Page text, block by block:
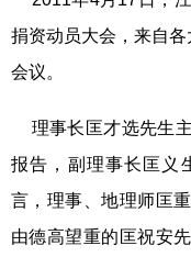
捐资动员大会，来自
会议。
理事长匡才选先生
报告，副理事长匡义
言，理事、地理师匡
由德高望重的匡祝安